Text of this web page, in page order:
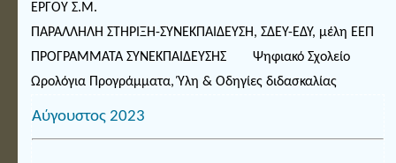
ΕΡΓΟΥ Σ.Μ.
ΠΑΡΑΛΛΗΛΗ ΣΤΗΡΙΞΗ-ΣΥΝΕΚΠΑΙΔΕΥΣΗ, ΣΔΕΥ-ΕΔΥ, μέλη ΕΕΠ
ΠΡΟΓΡΑΜΜΑΤΑ ΣΥΝΕΚΠΑΙΔΕΥΣΗΣ
Ψηφιακό Σχολείο
Ωρολόγια Προγράμματα, Ύλη & Οδηγίες διδασκαλίας
Αύγουστος 2023